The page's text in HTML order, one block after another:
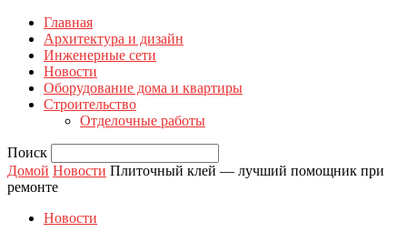
Главная
Архитектура и дизайн
Инженерные сети
Новости
Оборудование дома и квартиры
Строительство
Отделочные работы
Поиск
Домой Новости Плиточный клей — лучший помощник при
ремонте
Новости